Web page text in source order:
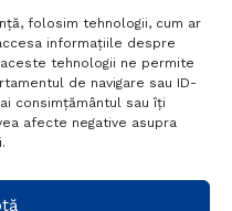
folosim tehnologii, cum ar
informațiile despre
tehnologii ne permite
de navigare sau ID-
consimțământul sau îți
afecte negative asupra
de confidențialitate
GDPR
760 194